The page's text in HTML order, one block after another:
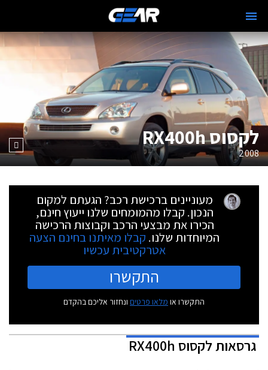
לקסוס RX400h
2008
מעוניינים ברכישת רכב? הגעתם למקום
הנכון. קבלו מהמומחים שלנו ייעוץ חינם,
הכירו את מבצעי הרכב וקבוצות הרכישה
המיוחדות שלנו. קבלו מאיתנו בחינם הצעה
אטרקטיבית עכשיו
התקשרו
התקשרו או מלאו פרטים ונחזור אליכם בהקדם
גרסאותלקסוס RX400h